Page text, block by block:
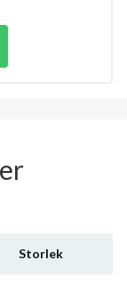
Storlek